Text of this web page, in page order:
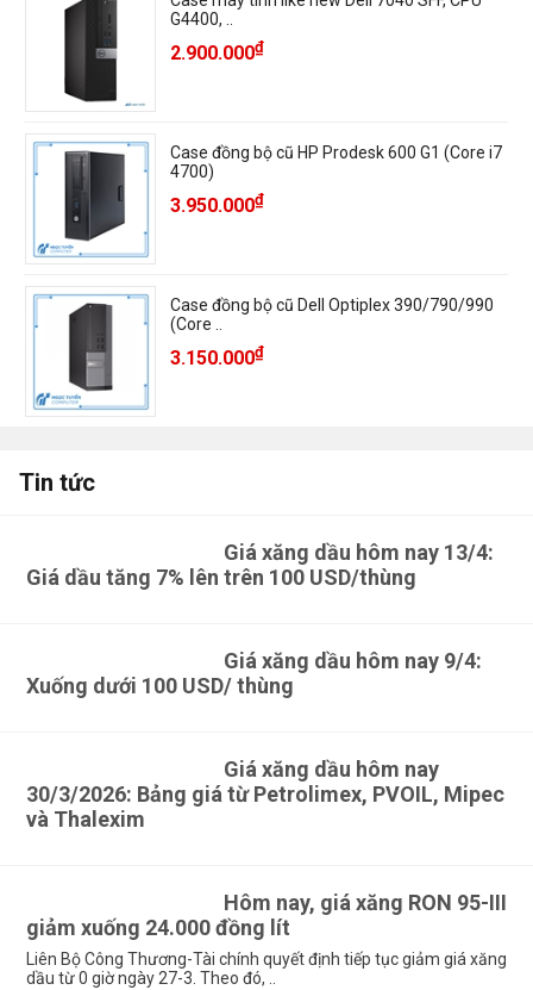
G4400, ..
2.900.000₫
Case đồng bộ cũ HP Prodesk 600 G1 (Core i7
4700)
3.950.000₫
Case đồng bộ cũ Dell Optiplex 390/790/990
(Core ..
3.150.000₫
Tin tức
Giá xăng dầu hôm nay 13/4:
Giá dầu tăng 7% lên trên 100 USD/thùng
Giá xăng dầu hôm nay 9/4:
Xuống dưới 100 USD/ thùng
Giá xăng dầu hôm nay
30/3/2026: Bảng giá từ Petrolimex, PVOIL, Mipec
và Thalexim
Hôm nay, giá xăng RON 95-III
giảm xuống 24.000 đồng lít
Liên Bộ Công Thương-Tài chính quyết định tiếp tục giảm giá xăng
dầu từ 0 giờ ngày 27-3. Theo đó, ..